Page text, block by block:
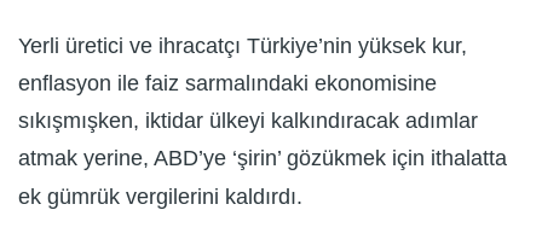
Yerli üretici ve ihracatçı Türkiye’nin yüksek kur,
enflasyon ile faiz sarmalındaki ekonomisine
sıkışmışken, iktidar ülkeyi kalkındıracak adımlar
atmak yerine, ABD’ye ‘şirin’ gözükmek için ithalatta
ek gümrük vergilerini kaldırdı.